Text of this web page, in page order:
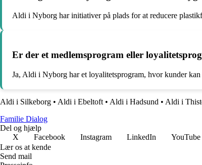
Aldi i Nyborg har initiativer på plads for at reducere
Er der et medlemsprogram eller
Ja, Aldi i Nyborg har et loyalitetsprogram, hvor kunder
Aldi i Silkeborg • Aldi i Ebeltoft • Aldi i Hadsund • Aldi i
Familie Dialog
Del og hjælp
X
Facebook Instagram LinkedIn YouTube
Lær os at kende
Send mail